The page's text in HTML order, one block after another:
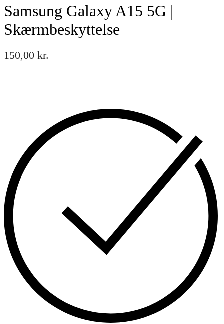
Samsung Galaxy A15 5G |
Skærmbeskyttelse
150,00 kr.